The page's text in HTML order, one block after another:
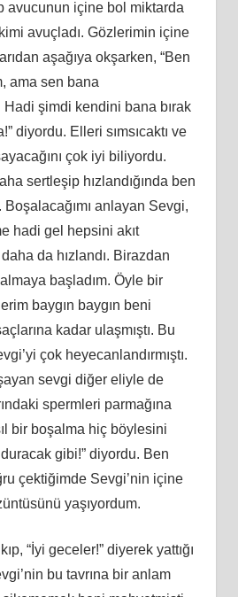
avucunun içine bol miktarda
avuçladı. Gözlerimin içine
aşağıya okşarken, “Ben
ama sen bana
Hadi şimdi kendini bana bırak
diyordu. Elleri sımsıcaktı ve
çok iyi biliyordu.
sertleşip hızlandığında ben
anlayan Sevgi,
hadi gel hepsini akıt
da hızlandı. Birazdan
başladım. Öyle bir
baygın baygın beni
kadar ulaşmıştı. Bu
çok heyecanlandırmıştı.
sevgi diğer eliyle de
spermleri parmağına
bir boşalma hiç böylesini
gibi!” diyordu. Ben
çektiğimde Sevgi’nin içine
yaşıyordum.
“İyi geceler!” diyerek yattığı
bu tavrına bir anlam